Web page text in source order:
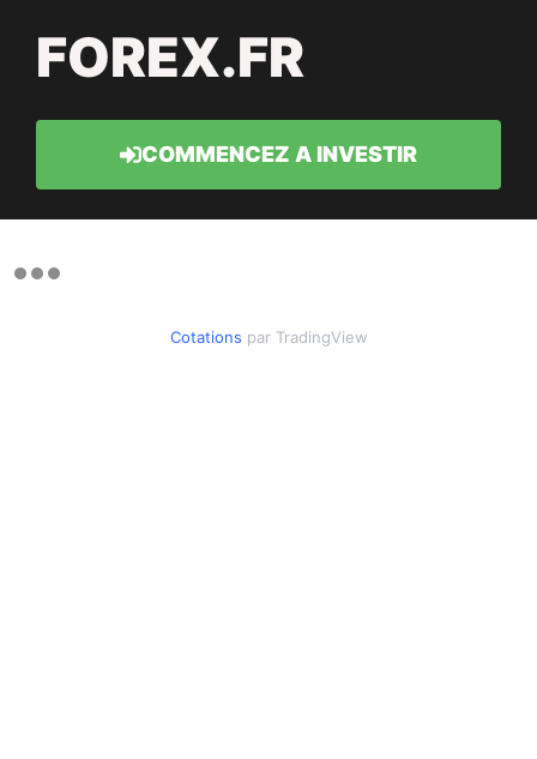
FOREX.FR
COMMENCEZ A INVESTIR
Cotations par TradingView